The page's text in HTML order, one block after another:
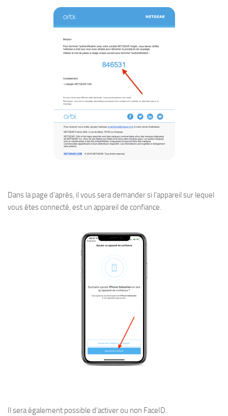
Dans la page d’après, il vous sera demander si l’appareil sur lequel
vous êtes connecté, est un appareil de confiance.
Il sera également possible d’activer ou non FaceID.